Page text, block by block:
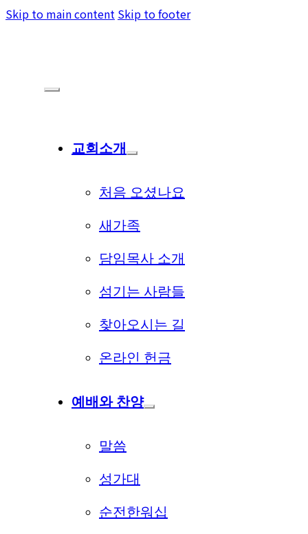
Skip to main content Skip to footer
교회소개
처음 오셨나요
새가족
담임목사 소개
섬기는 사람들
찾아오시는 길
온라인 헌금
예배와 찬양
말씀
성가대
순전한워십